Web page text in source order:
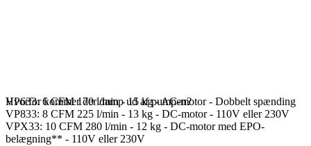
VP633: 6 CFM 170 l/min - 15 kg - AC-motor - Dobbelt spænding
VP833: 8 CFM 225 l/min - 13 kg - DC-motor - 110V eller 230V
VPX33: 10 CFM 280 l/min - 12 kg - DC-motor med EPO-
belægning** - 110V eller 230V
Hvorfor kommer der damp ud af pumpen?